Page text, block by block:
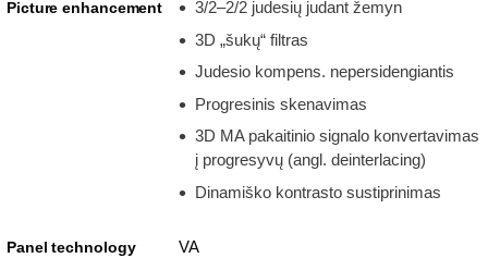
Picture enhancement
3/2–2/2 judesių judant žemyn
3D „šukų“ filtras
Judesio kompens. nepersidengiantis
Progresinis skenavimas
3D MA pakaitinio signalo konvertavimas
į progresyvų (angl. deinterlacing)
Dinamiško kontrasto sustiprinimas
Panel technology VA